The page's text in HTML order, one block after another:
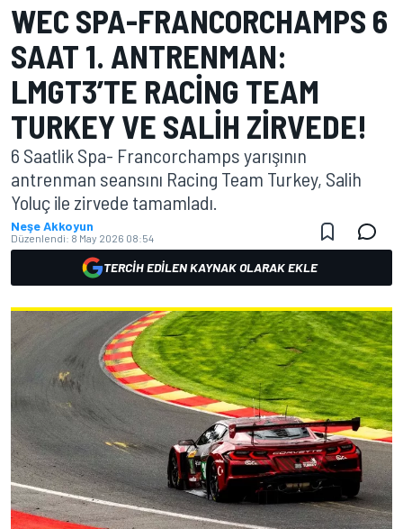
WEC SPA-FRANCORCHAMPS 6
SAAT 1. ANTRENMAN:
LMGT3’TE RACING TEAM
TURKEY VE SALIH ZIRVEDE!
6 Saatlik Spa- Francorchamps yarışının
antrenman seansını Racing Team Turkey, Salih
Yoluç ile zirvede tamamladı.
Neşe Akkoyun
Düzenlendi: 8 May 2026 08:54
TERCIH EDILEN KAYNAK OLARAK EKLE